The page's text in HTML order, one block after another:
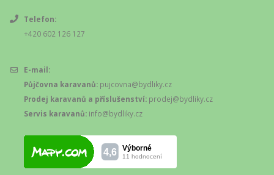
Telefon:
+420 602 126 127
E-mail:
Půjčovna karavanů: pujcovna@bydliky.cz
Prodej karavanů a příslušenství: prodej@bydliky.cz
Servis karavanů: info@bydliky.cz